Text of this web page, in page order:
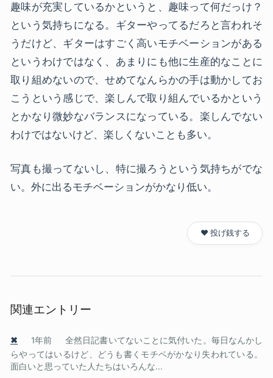
趣味が充実しているかというと、趣味って何だっけ？
という気持ちになる。ギターやってるだろと言われそ
うだけど、ギターはすごく高いモチベーションがある
というわけではなく、あまりにも他に生産的なことに
取り組めないので、せめてなんらかの手は動かしてお
こうという感じで、楽しんで取り組んでいるかという
とかなり微妙なバランスになっている。楽しんでない
わけではないけど、楽しくないことも多い。
写真も撮ってないし、特に撮ろうという気持ちがでな
い。外に出るモチベーションがかなり低い。
❤️ 投げ銭する
関連エントリー
✖ 1年前
全然日記書いてないことに気付いた。毎日なんかし
らやってはいるけど、どうも書くモチベがかなり失われている。
面白いと思っていた人たちはいろんな...